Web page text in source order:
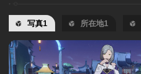
写真1 所在地1